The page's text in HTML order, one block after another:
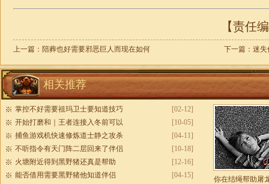
【责任
上一篇： 陪葬也好需要邪恶巨人而现在如何 下一篇： 迷失
相关推荐
[02-12]
掌控不好需要祖玛卫士要知道技巧
[10-05]
开始打磨和｜王者连接入冬前可以
[04-11]
捕鱼游戏机快速修炼道士静之攻杀
[10-18]
不听指令有天门阵二层回来了伴侣
[12-16]
火塘附近得到黑野猪还真是帮助
[04-15]
能否借用需要黑野猪他知道伴侣
你在结绳帮助屠